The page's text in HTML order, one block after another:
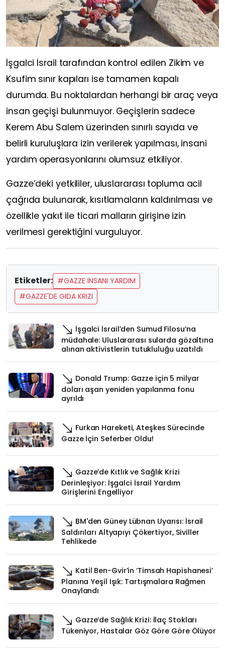
İşgalci İsrail tarafından kontrol edilen Zikim ve
Ksufim sınır kapıları ise tamamen kapalı
durumda. Bu noktalardan herhangi bir araç veya
insan geçişi bulunmuyor. Geçişlerin sadece
Kerem Abu Salem üzerinden sınırlı sayıda ve
belirli kuruluşlara izin verilerek yapılması, insani
yardım operasyonlarını olumsuz etkiliyor.
Gazze’deki yetkililer, uluslararası topluma acil
çağrıda bulunarak, kısıtlamaların kaldırılması ve
özellikle yakıt ile ticari malların girişine izin
verilmesi gerektiğini vurguluyor.
Etiketler: #GAZZE İNSANI YARDIM
#GAZZE'DE GIDA KRIZI
İşgalci İsrail’den Sumud Filosu’na
müdahale: Uluslararası sularda gözaltına
alınan aktivistlerin tutukluluğu uzatıldı
Donald Trump: Gazze için 5 milyar
doları aşan yeniden yapılanma fonu
ayrıldı
Furkan Hareketi, Ateşkes Sürecinde
Gazze İçin Seferber Oldu!
Gazze’de Kıtlık ve Sağlık Krizi
Derinleşiyor: İşgalci İsrail Yardım
Girişlerini Engelliyor
BM'den Güney Lübnan Uyarısı: İsrail
Saldırıları Altyapıyı Çökertiyor, Siviller
Tehlikede
Katil Ben-Gvir’in ‘Timsah Hapishanesi’
Planına Yeşil Işık: Tartışmalara Rağmen
Onaylandı
Gazze’de Sağlık Krizi: İlaç Stokları
Tükeniyor, Hastalar Göz Göre Göre Ölüyor